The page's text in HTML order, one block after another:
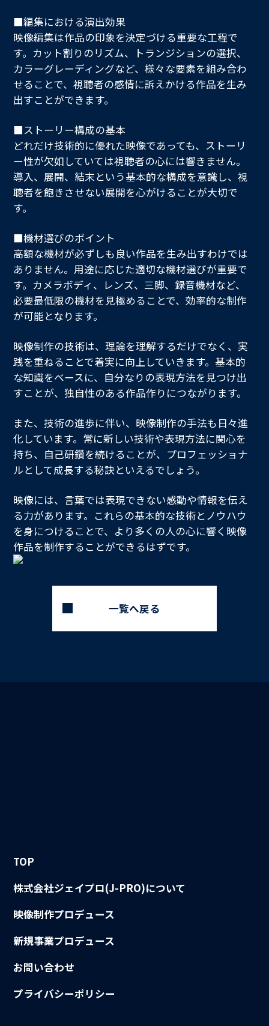
■編集における演出効果
映像編集は作品の印象を決定づける重要な工程で
す。カット割りのリズム、トランジションの選択、
カラーグレーディングなど、様々な要素を組み合わ
せることで、視聴者の感情に訴えかける作品を生み
出すことができます。
■ストーリー構成の基本
どれだけ技術的に優れた映像であっても、ストーリ
ー性が欠如していては視聴者の心には響きません。
導入、展開、結末という基本的な構成を意識し、視
聴者を飽きさせない展開を心がけることが大切で
す。
■機材選びのポイント
高額な機材が必ずしも良い作品を生み出すわけでは
ありません。用途に応じた適切な機材選びが重要で
す。カメラボディ、レンズ、三脚、録音機材など、
必要最低限の機材を見極めることで、効率的な制作
が可能となります。
映像制作の技術は、理論を理解するだけでなく、実
践を重ねることで着実に向上していきます。基本的
な知識をベースに、自分なりの表現方法を見つけ出
すことが、独自性のある作品作りにつながります。
また、技術の進歩に伴い、映像制作の手法も日々進
化しています。常に新しい技術や表現方法に関心を
持ち、自己研鑽を続けることが、プロフェッショナ
ルとして成長する秘訣といえるでしょう。
映像には、言葉では表現できない感動や情報を伝え
る力があります。これらの基本的な技術とノウハウ
を身につけることで、より多くの人の心に響く映像
作品を制作することができるはずです。
一覧へ戻る
TOP
株式会社ジェイプロ(J-PRO)について
映像制作プロデュース
新規事業プロデュース
お問い合わせ
プライバシーポリシー